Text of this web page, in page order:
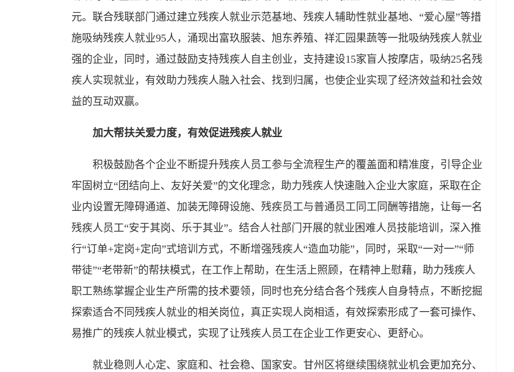
元。联合残联部门通过建立残疾人就业示范基地、残疾人辅助性就业基地、“爱心屋”等措
施吸纳残疾人就业95人，涌现出富玖服装、旭东养殖、祥汇园果蔬等一批吸纳残疾人就业
强的企业，同时，通过鼓励支持残疾人自主创业，支持建设15家盲人按摩店，吸纳25名残
疾人实现就业，有效助力残疾人融入社会、找到归属，也使企业实现了经济效益和社会效
益的互动双赢。
加大帮扶关爱力度，有效促进残疾人就业
积极鼓励各个企业不断提升残疾人员工参与全流程生产的覆盖面和精准度，引导企业
牢固树立“团结向上、友好关爱”的文化理念，助力残疾人快速融入企业大家庭，采取在企
业内设置无障碍通道、加装无障碍设施、残疾员工与普通员工同工同酬等措施，让每一名
残疾人员工“安于其岗、乐于其业”。结合人社部门开展的就业困难人员技能培训，深入推
行“订单+定岗+定向”式培训方式，不断增强残疾人“造血功能”，同时，采取“一对一”“师
带徒”“老带新”的帮扶模式，在工作上帮助，在生活上照顾，在精神上慰藉，助力残疾人
职工熟练掌握企业生产所需的技术要领，同时也充分结合各个残疾人自身特点，不断挖掘
探索适合不同残疾人就业的相关岗位，真正实现人岗相适，有效探索形成了一套可操作、
易推广的残疾人就业模式，实现了让残疾人员工在企业工作更安心、更舒心。
就业稳则人心定、家庭和、社会稳、国家安。甘州区将继续围绕就业机会更加充分、